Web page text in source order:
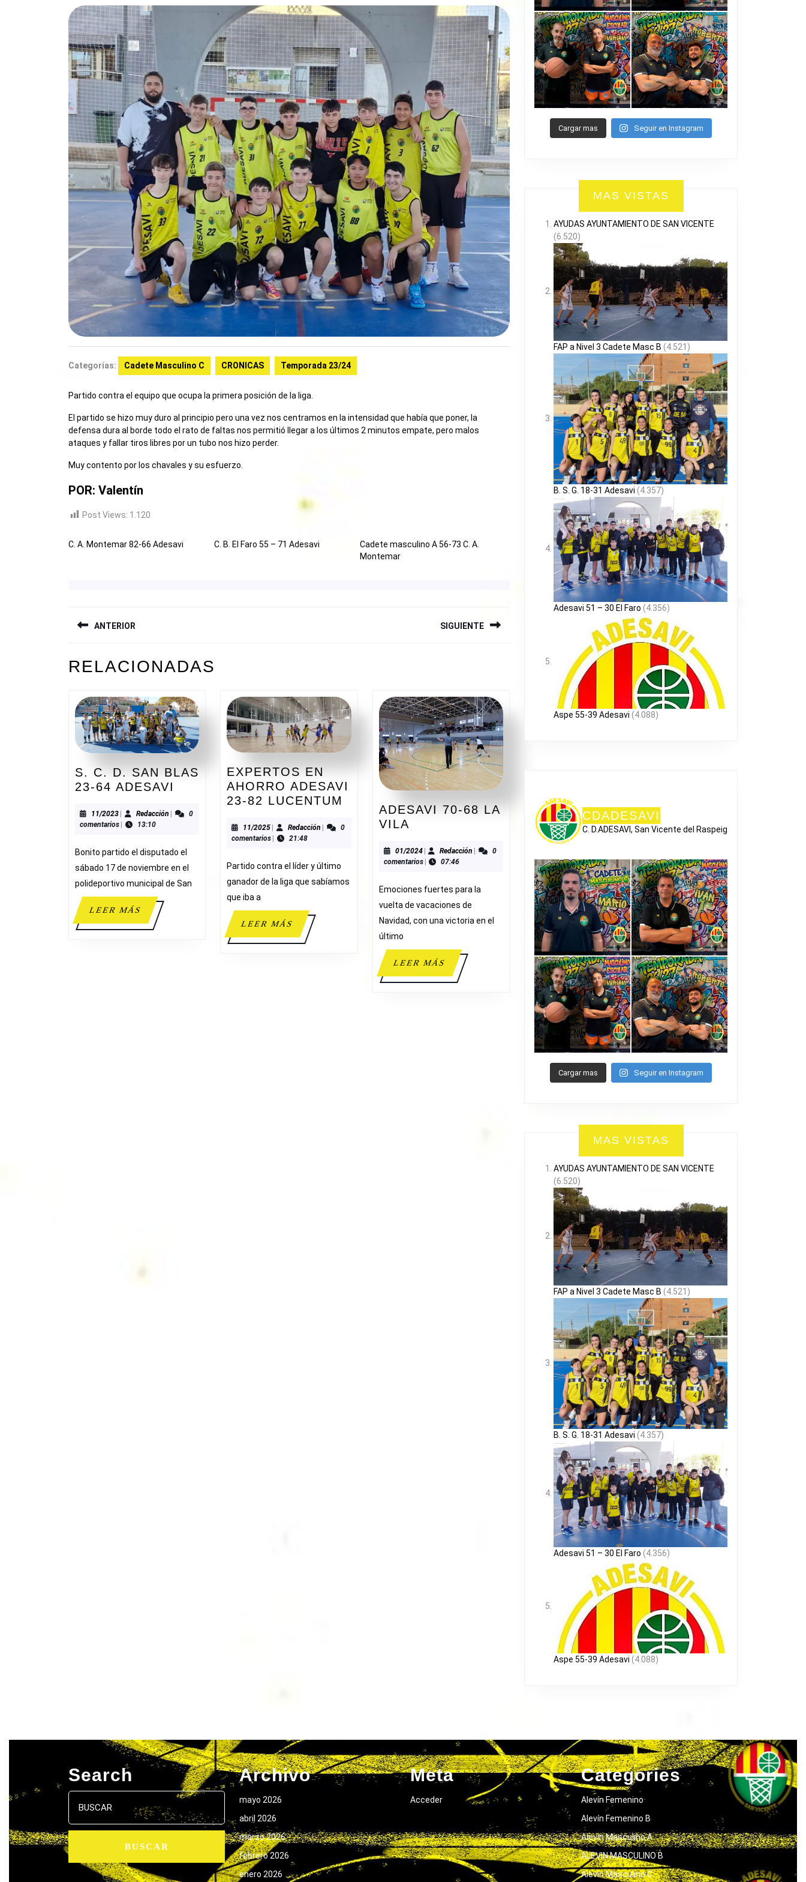
Categorías: Cadete Masculino C CRONICAS Temporada 23/24
Partido contra el equipo que ocupa la primera posición de la liga.
El partido se hizo muy duro al principio pero una vez nos centramos en la intensidad que había que poner, la
defensa dura al borde todo el rato de faltas nos permitió llegar a los últimos 2 minutos empate, pero malos
ataques y fallar tiros libres por un tubo nos hizo perder.
Muy contento por los chavales y su esfuerzo.
POR: Valentín
Post Views: 1.120
C. A. Montemar 82-66 Adesavi C. B. El Faro 55 – 71 Adesavi
Cadete masculino A 56-73 C. A.
Montemar
DE
ENTRADAS
ANTERIOR
anterior:
SIGUIENTE
RELACIONADAS
S. C. D. SAN BLAS
23-64 ADESAVI
D.
23-
64
ADESAVI
11/202311/2023
| RedacciónRedacción
|
0
comentarios | 13:10
Bonito partido el disputado el
sábado 17 de noviembre en el
polideportivo municipal de San
LEER MÁSLEER
MÁS
EXPERTOS EN
AHORRO ADESAVI
23-82 LUCENTUM
AHORRO
ADESAVI
LUCENTUM
11/202511/2025Redacción Redacción
0
comentarios
21:48
Partido contra el líder y último
ganador de la liga que sabíamos
que iba a
LEER MÁSLEER
MÁS
ADESAVI 70-68 LA
VILA
68
LA
01/202401/2024Redacción Redacción
0
comentarios
07:46
Emociones fuertes para la
vuelta de vacaciones de
Navidad, con una victoria en el
último
LEER MÁSLEER
MÁS
Cargar mas Seguir en Instagram
MAS VISTAS
AYUDAS AYUNTAMIENTO DE SAN VICENTE
(6.520)
FAP a Nivel 3 Cadete Masc B (4.521)
B. S. G. 18-31 Adesavi (4.357)
Adesavi 51 – 30 El Faro (4.356)
Aspe 55-39 Adesavi (4.088)
CDADESAVI
C. D.ADESAVI, San Vicente del Raspeig
Cargar mas Seguir en Instagram
MAS VISTAS
AYUDAS AYUNTAMIENTO DE SAN VICENTE
(6.520)
FAP a Nivel 3 Cadete Masc B (4.521)
B. S. G. 18-31 Adesavi (4.357)
Adesavi 51 – 30 El Faro (4.356)
Aspe 55-39 Adesavi (4.088)
Search
Buscar:
Archivo
mayo 2026
abril 2026
marzo 2026
febrero 2026
enero 2026
Meta
Acceder
Categories
Alevín Femenino
Alevín Femenino B
Alevín Masculino A
ALEVIN MASCULINO B
Alevín Masculino C